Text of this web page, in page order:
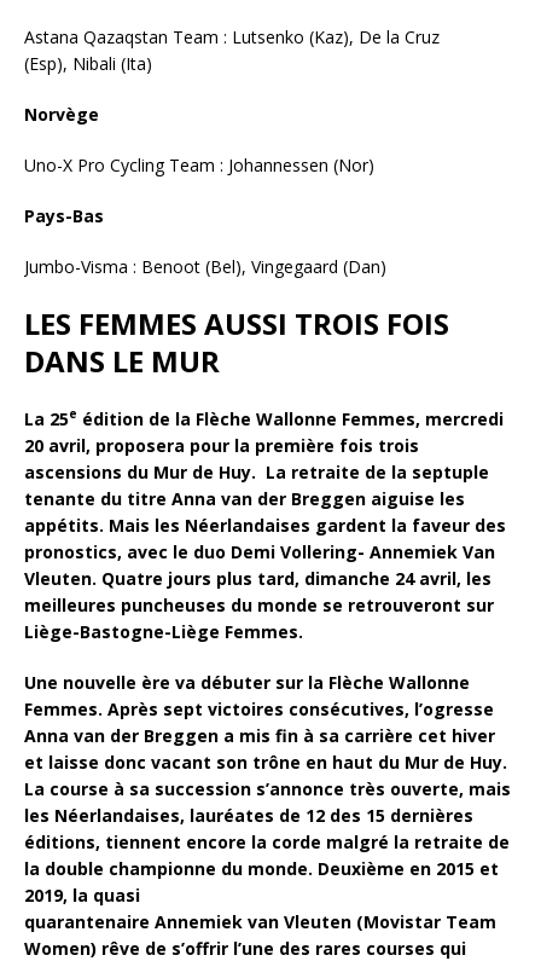
Astana Qazaqstan Team : Lutsenko (Kaz), De la Cruz
(Esp), Nibali (Ita)
Norvège
Uno-X Pro Cycling Team : Johannessen (Nor)
Pays-Bas
Jumbo-Visma : Benoot (Bel), Vingegaard (Dan)
LES FEMMES AUSSI TROIS FOIS
DANS LE MUR
La 25e édition de la Flèche Wallonne Femmes, mercredi
20 avril, proposera pour la première fois trois
ascensions du Mur de Huy. La retraite de la septuple
tenante du titre Anna van der Breggen aiguise les
appétits. Mais les Néerlandaises gardent la faveur des
pronostics, avec le duo Demi Vollering- Annemiek Van
Vleuten. Quatre jours plus tard, dimanche 24 avril, les
meilleures puncheuses du monde se retrouveront sur
Liège-Bastogne-Liège Femmes.
Une nouvelle ère va débuter sur la Flèche Wallonne
Femmes. Après sept victoires consécutives, l’ogresse
Anna van der Breggen a mis fin à sa carrière cet hiver
et laisse donc vacant son trône en haut du Mur de Huy.
La course à sa succession s’annonce très ouverte, mais
les Néerlandaises, lauréates de 12 des 15 dernières
éditions, tiennent encore la corde malgré la retraite de
la double championne du monde. Deuxième en 2015 et
2019, la quasi
quarantenaire Annemiek van Vleuten (Movistar Team
Women) rêve de s’offrir l’une des rares courses qui